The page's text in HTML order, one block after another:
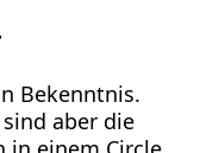
Bekenntnis.
aber die